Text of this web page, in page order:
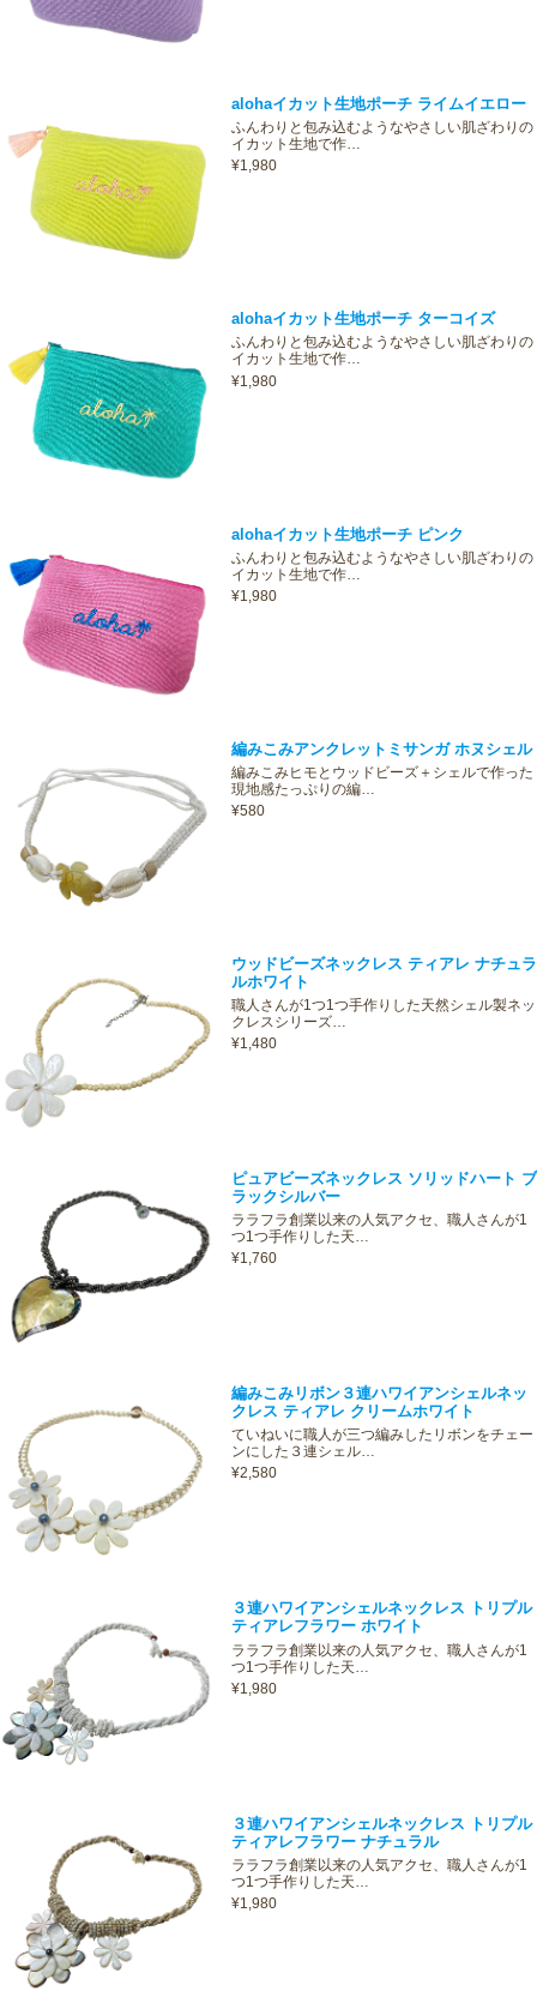
alohaイカット生地ポーチ ライムイエロー
ふんわりと包み込むようなやさしい肌ざわりの
イカット生地で作…
¥1,980
alohaイカット生地ポーチ ターコイズ
ふんわりと包み込むようなやさしい肌ざわりの
イカット生地で作…
¥1,980
alohaイカット生地ポーチ ピンク
ふんわりと包み込むようなやさしい肌ざわりの
イカット生地で作…
¥1,980
編みこみアンクレットミサンガ ホヌシェル
編みこみヒモとウッドビーズ＋シェルで作った
現地感たっぷりの編…
¥580
ウッドビーズネックレス ティアレ ナチュラ
ルホワイト
職人さんが1つ1つ手作りした天然シェル製ネッ
クレスシリーズ…
¥1,480
ピュアビーズネックレス ソリッドハート ブ
ラックシルバー
ララフラ創業以来の人気アクセ、職人さんが1
つ1つ手作りした天…
¥1,760
編みこみリボン３連ハワイアンシェルネッ
クレス ティアレ クリームホワイト
ていねいに職人が三つ編みしたリボンをチェー
ンにした３連シェル…
¥2,580
３連ハワイアンシェルネックレス トリプル
ティアレフラワー ホワイト
ララフラ創業以来の人気アクセ、職人さんが1
つ1つ手作りした天…
¥1,980
３連ハワイアンシェルネックレス トリプル
ティアレフラワー ナチュラル
ララフラ創業以来の人気アクセ、職人さんが1
つ1つ手作りした天…
¥1,980